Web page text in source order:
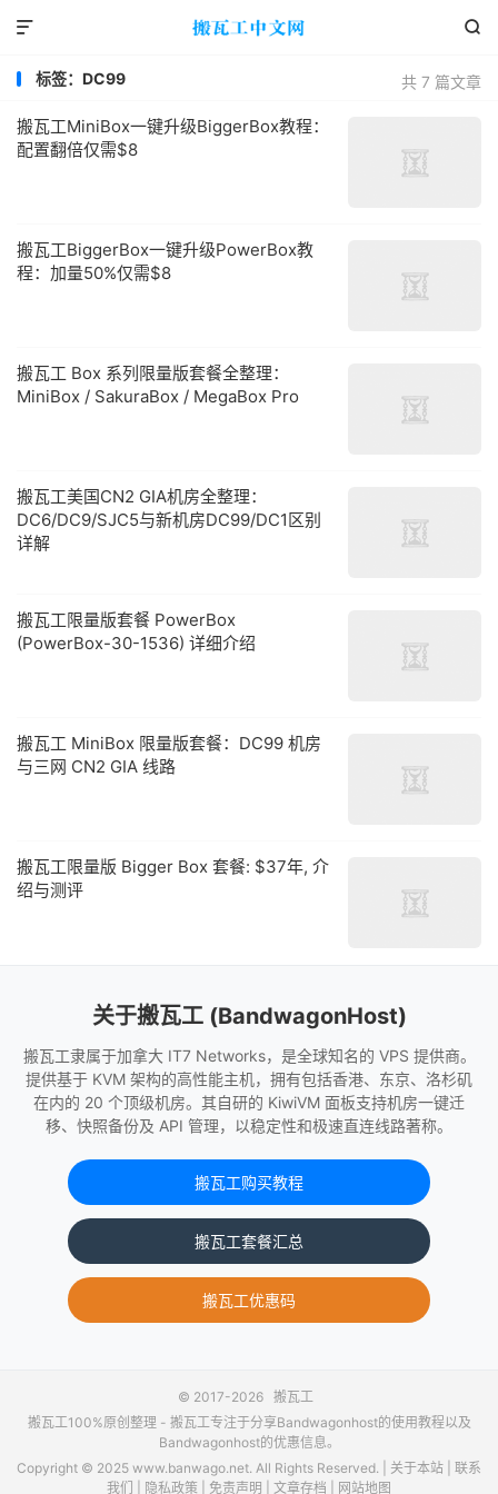


共 7 篇文章
标签：DC99
搬瓦工MiniBox一键升级BiggerBox教程：
配置翻倍仅需$8
搬瓦工BiggerBox一键升级PowerBox教
程：加量50%仅需$8
搬瓦工 Box 系列限量版套餐全整理：
MiniBox / SakuraBox / MegaBox Pro
搬瓦工美国CN2 GIA机房全整理：
DC6/DC9/SJC5与新机房DC99/DC1区别
详解
搬瓦工限量版套餐 PowerBox
(PowerBox-30-1536) 详细介绍
搬瓦工 MiniBox 限量版套餐：DC99 机房
与三网 CN2 GIA 线路
搬瓦工限量版 Bigger Box 套餐: $37年, 介
绍与测评
关于搬瓦工 (BandwagonHost)
搬瓦工隶属于加拿大 IT7 Networks，是全球知名的 VPS 提供商。
提供基于 KVM 架构的高性能主机，拥有包括香港、东京、洛杉矶
在内的 20 个顶级机房。其自研的 KiwiVM 面板支持机房一键迁
移、快照备份及 API 管理，以稳定性和极速直连线路著称。
搬瓦工购买教程
搬瓦工套餐汇总
搬瓦工优惠码
© 2017-2026 搬瓦工
搬瓦工100%原创整理 - 搬瓦工专注于分享Bandwagonhost的使用教程以及
Bandwagonhost的优惠信息。
Copyright © 2025 www.banwago.net. All Rights Reserved. | 关于本站
联系
我们
隐私政策 免责声明 文章存档 网站地图